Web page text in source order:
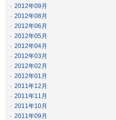
· 2012年09月
· 2012年08月
· 2012年06月
· 2012年05月
· 2012年04月
· 2012年03月
· 2012年02月
· 2012年01月
· 2011年12月
· 2011年11月
· 2011年10月
· 2011年09月